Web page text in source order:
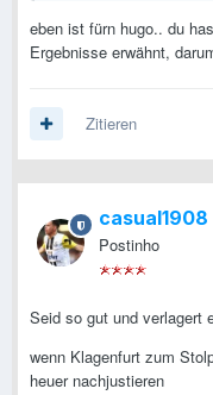
eben ist fürn hugo.. du
Ergebnisse erwähnt,
Zitieren
casual1908
Postinho
Seid so gut und verlagert
wenn Klagenfurt zum
heuer nachjustieren